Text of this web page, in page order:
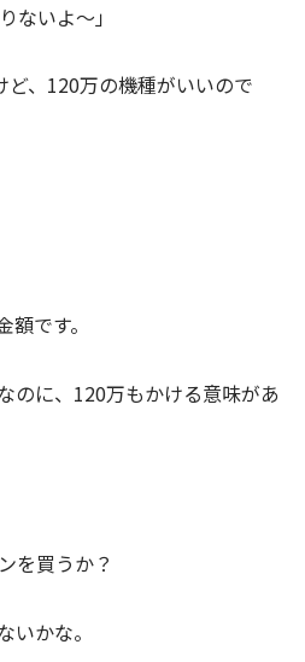
ないよ～」
ど、120万の機種がいいので
です。
のに、120万もかける意味があ
を買うか？
いかな。